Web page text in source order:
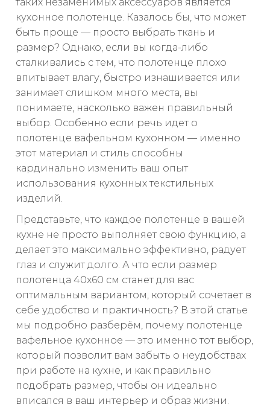
таких незаменимых аксессуаров является
кухонное полотенце. Казалось бы, что может
быть проще — просто выбрать ткань и
размер? Однако, если вы когда-либо
сталкивались с тем, что полотенце плохо
впитывает влагу, быстро изнашивается или
занимает слишком много места, вы
понимаете, насколько важен правильный
выбор. Особенно если речь идет о
полотенце вафельном кухонном — именно
этот материал и стиль способны
кардинально изменить ваш опыт
использования кухонных текстильных
изделий.
Представьте, что каждое полотенце в вашей
кухне не просто выполняет свою функцию, а
делает это максимально эффективно, радует
глаз и служит долго. А что если размер
полотенца 40x60 см станет для вас
оптимальным вариантом, который сочетает в
себе удобство и практичность? В этой статье
мы подробно разберём, почему полотенце
вафельное кухонное — это именно тот выбор,
который позволит вам забыть о неудобствах
при работе на кухне, и как правильно
подобрать размер, чтобы он идеально
вписался в ваш интерьер и образ жизни.